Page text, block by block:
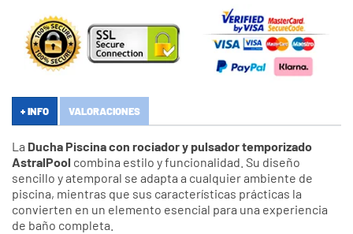
+ INFO VALORACIONES
La Ducha Piscina con rociador y pulsador temporizado
AstralPool combina estilo y funcionalidad. Su diseño
sencillo y atemporal se adapta a cualquier ambiente de
piscina, mientras que sus características prácticas la
convierten en un elemento esencial para una experiencia
de baño completa.